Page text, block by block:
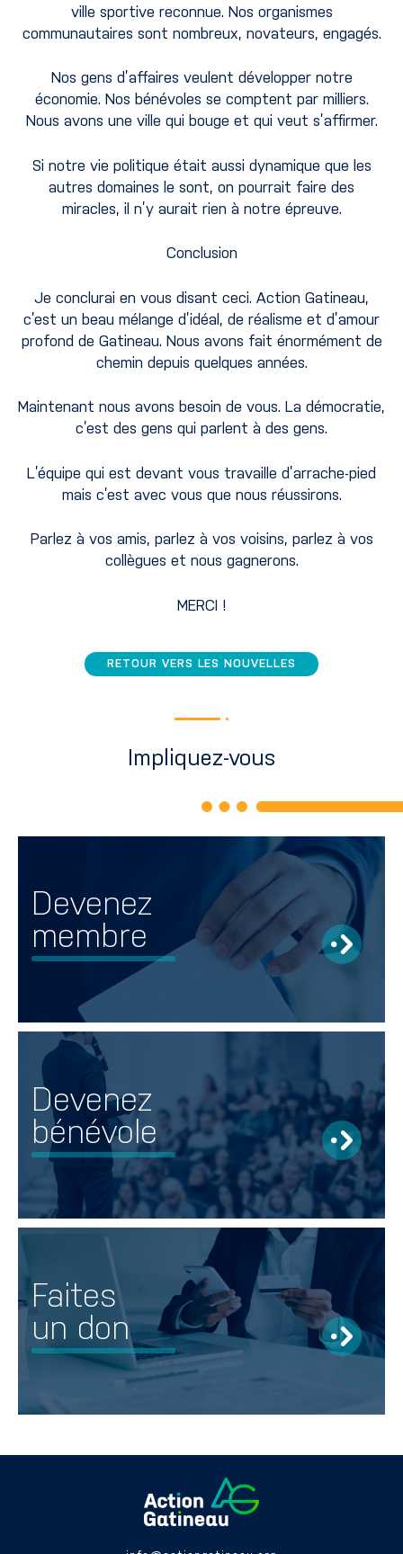
ville sportive reconnue. Nos organismes
communautaires sont nombreux, novateurs, engagés.
Nos gens d’affaires veulent développer notre
économie. Nos bénévoles se comptent par milliers.
Nous avons une ville qui bouge et qui veut s’affirmer.
Si notre vie politique était aussi dynamique que les
autres domaines le sont, on pourrait faire des
miracles, il n’y aurait rien à notre épreuve.
Conclusion
Je conclurai en vous disant ceci. Action Gatineau,
c’est un beau mélange d’idéal, de réalisme et d’amour
profond de Gatineau. Nous avons fait énormément de
chemin depuis quelques années.
Maintenant nous avons besoin de vous. La démocratie,
c’est des gens qui parlent à des gens.
L’équipe qui est devant vous travaille d’arrache-pied
mais c’est avec vous que nous réussirons.
Parlez à vos amis, parlez à vos voisins, parlez à vos
collègues et nous gagnerons.
MERCI !
RETOUR VERS LES NOUVELLES
Impliquez-vous
Devenez
membre
Devenez
bénévole
Faites
un don